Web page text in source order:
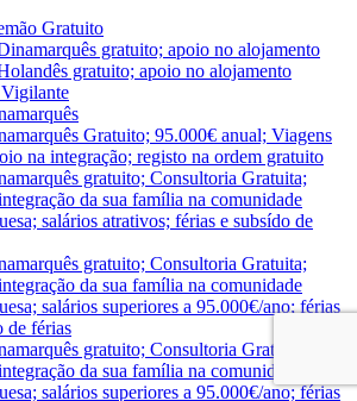
Gratuito
gratuito; apoio no alojamento
gratuito; apoio no alojamento
Gratuito; 95.000€ anual; Viagens
na integração; registo na ordem gratuito
gratuito; Consultoria Gratuita;
da sua família na comunidade
salários atrativos; férias e subsído de
gratuito; Consultoria Gratuita;
da sua família na comunidade
salários superiores a 95.000€/ano; férias
de férias
gratuito; Consultoria Gratuita;
da sua família na comunidade
salários superiores a 95.000€/ano; férias